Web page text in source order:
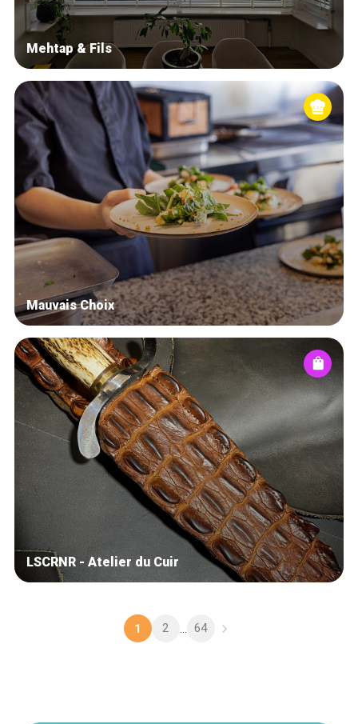
Mehtap & Fils
Mauvais Choix
LSCRNR - Atelier du Cuir
1 2 ... 64